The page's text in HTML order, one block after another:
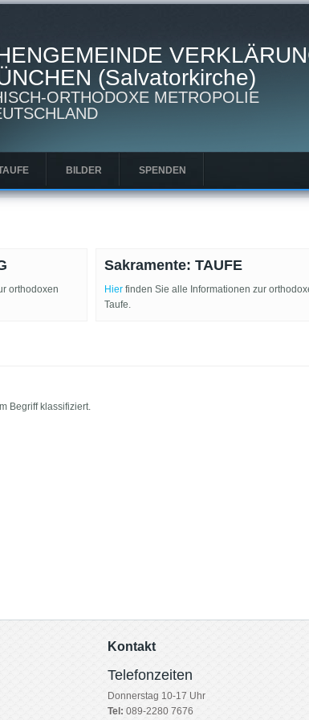
(Salvatorkirche)
ORTHODOXE METROPOLIE
BILDER SPENDEN
orthodoxen
Sakramente: TAUFE
Hierfinden Sie alle Informationen zur
Taufe.
Begriff klassifiziert.
Kontakt
Telefonzeiten
Donnerstag 10-17 Uhr
Tel:089-2280 7676